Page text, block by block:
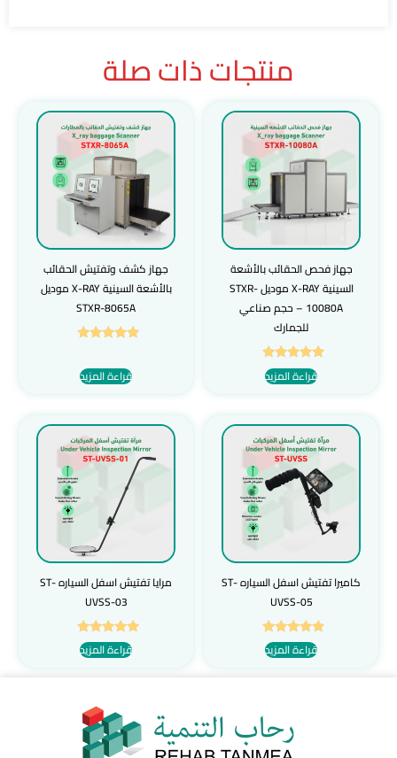
منتجات ذات صلة
جهاز فحص الحقائب بالأشعة
السينية X-RAY موديل STXR-
10080A – حجم صناعي
للجمارك
تم التقييم
5.00
قراءة المزيد
جهاز كشف وتفتيش الحقائب
بالأشعة السينية X-RAY موديل
STXR-8065A
من 5
قراءة المزيد
كاميرا تفتيش اسفل السياره ST-
UVSS-05
تم التقييم
5.00
قراءة المزيد
مرايا تفتيش اسفل السياره ST-
UVSS-03
تم التقييم
5.00
قراءة المزيد